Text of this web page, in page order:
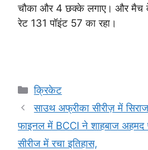
चौका और 4 छक्के लगाए। और मैच के
रेट 131 पॉइंट 57 का रहा।
Categories
क्रिकेट
साउथ अफ्रीका सीरीज़ में
फाइनल में BCCI ने शाहबाज अहमद
सीरीज में रचा इतिहास,